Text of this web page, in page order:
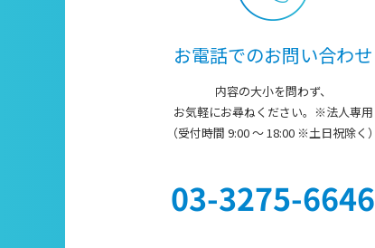
お電話でのお問い合わせ
内容の大小を問わず、
お気軽にお尋ねください。※法人専用
（受付時間 9:00 ～ 18:00 ※土日祝除く）
03-3275-6646